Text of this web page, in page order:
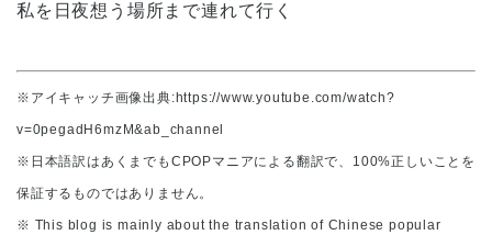
私を日夜想う場所まで連れて行く
※アイキャッチ画像出典:https://www.youtube.com/watch?
v=0pegadH6mzM&ab_channel
※日本語訳はあくまでもCPOPマニアによる翻訳で、100%正しいことを
保証するものではありません。
※ This blog is mainly about the translation of Chinese popular